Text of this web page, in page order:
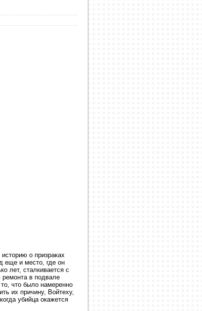
о призраках
еще и место, где он
лет, сталкивается с
в подвале
что было намеренно
их причину, Войтеху,
убийца окажется